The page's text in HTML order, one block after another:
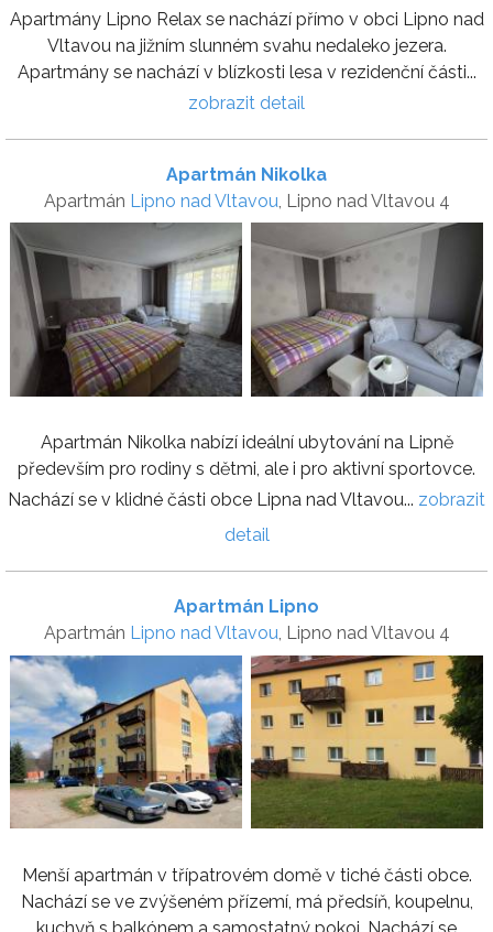
Apartmány Lipno Relax se nachází přímo v obci Lipno nad
Vltavou na jižním slunném svahu nedaleko jezera.
Apartmány se nachází v blízkosti lesa v rezidenční části...
zobrazit detail
Apartmán Nikolka
Apartmán Lipno nad Vltavou, Lipno nad Vltavou 4
Apartmán Nikolka nabízí ideální ubytování na Lipně
především pro rodiny s dětmi, ale i pro aktivní sportovce.
Nachází se v klidné části obce Lipna nad Vltavou... zobrazit
detail
Apartmán Lipno
Apartmán Lipno nad Vltavou, Lipno nad Vltavou 4
Menší apartmán v třípatrovém domě v tiché části obce.
Nachází se ve zvýšeném přízemí, má předsíň, koupelnu,
kuchyň s balkónem a samostatný pokoj. Nachází se